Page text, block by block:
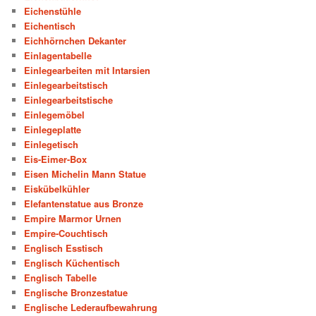
Eichenstühle
Eichentisch
Eichhörnchen Dekanter
Einlagentabelle
Einlegearbeiten mit Intarsien
Einlegearbeitstisch
Einlegearbeitstische
Einlegemöbel
Einlegeplatte
Einlegetisch
Eis-Eimer-Box
Eisen Michelin Mann Statue
Eiskübelkühler
Elefantenstatue aus Bronze
Empire Marmor Urnen
Empire-Couchtisch
Englisch Esstisch
Englisch Küchentisch
Englisch Tabelle
Englische Bronzestatue
Englische Lederaufbewahrung